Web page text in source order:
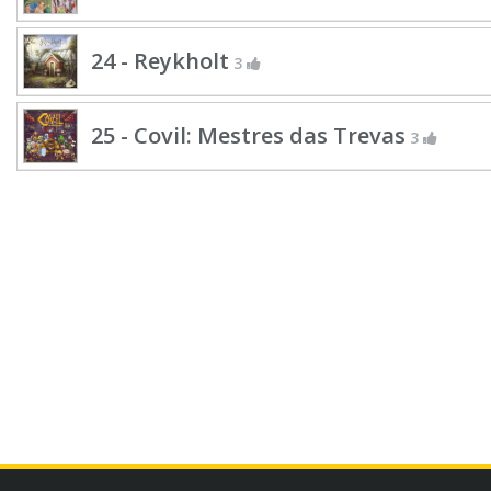
24 - Reykholt 3
25 - Covil: Mestres das Trevas 3